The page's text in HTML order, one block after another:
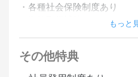
・各種社会保険制度あり
正社員登用あり
もっと
その他特典